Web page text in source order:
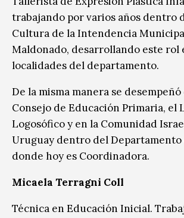
trabajando por varios años dentro
Cultura de la Intendencia
Maldonado, desarrollando este rol
localidades del departamento.
De la misma manera se
Consejo de Educación Primaria, el
Logosófico y en la Comunidad
Uruguay dentro del
donde hoy es Coordinadora.
Micaela Terragni Coll
Técnica en Educación Inicial.